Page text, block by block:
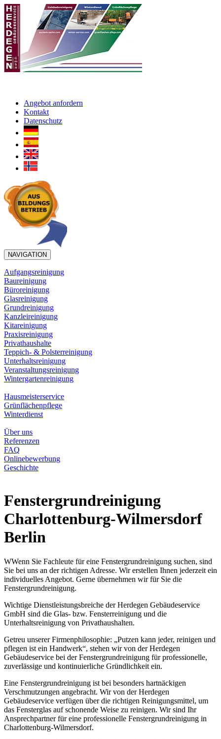
Angebot anfordern
Kontakt
Datenschutz
NAVIGATION
Aufgangsreinigung
Baureinigung
Büroreinigung
Glasreinigung
Grundreinigung
Kanzleireinigung
Kitareinigung
Praxisreinigung
Privathaushalte
Teppich- & Polsterreinigung
Unterhaltsreinigung
Veranstaltungsreinigung
Wintergartenreinigung
Hausmeisterservice
Grünflächenpflege
Winterdienst
Über uns
Referenzen
FAQ
Onlinebewerbung
Geschichte
Fenstergrundreinigung
Charlottenburg-Wilmersdorf
Berlin
WWenn Sie Fachleute für eine Fenstergrundreinigung suchen, sind
Sie bei uns an der richtigen Adresse. Wir erstellen Ihnen jederzeit ein
individuelles Angebot. Gerne übernehmen wir für Sie die
Fenstergrundreinigung.
Wichtige Dienstleistungsbreiche der Herdegen Gebäudeservice
GmbH sind die Glas- bzw. Fensterreinigung und die
Unterhaltsreinigung von Privathaushalten.
Getreu unserer Firmenphilosophie: „Putzen kann jeder, reinigen und
pflegen ist ein Handwerk“, stehen wir von der Herdegen
Gebäudeservice bei der Fenstergrundreinigung für professionelle,
zuverlässige und kontinuierliche Gründlichkeit ein.
Eine Fenstergrundreinigung ist bei besonders hartnäckigen
Verschmutzungen angebracht. Wir von der Herdegen
Gebäudeservice verfügen über die richtigen Reinigungsmittel, um
das Fensterglas auf schonende Weise zu reinigen. Wir sind Ihr
Ansprechpartner für eine professionelle Fenstergrundreinigung in
Charlottenburg-Wilmersdorf.